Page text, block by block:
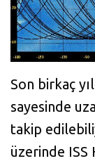
Son birkaç
sayesinde
takip
üzerinde